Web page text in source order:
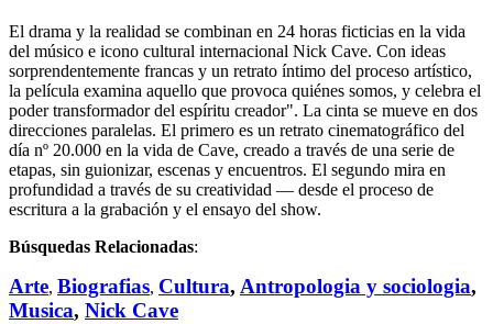
El drama y la realidad se combinan en 24 horas ficticias en la vida
del músico e icono cultural internacional Nick Cave. Con ideas
sorprendentemente francas y un retrato íntimo del proceso artístico,
la película examina aquello que provoca quiénes somos, y celebra el
poder transformador del espíritu creador". La cinta se mueve en dos
direcciones paralelas. El primero es un retrato cinematográfico del
día nº 20.000 en la vida de Cave, creado a través de una serie de
etapas, sin guionizar, escenas y encuentros. El segundo mira en
profundidad a través de su creatividad — desde el proceso de
escritura a la grabación y el ensayo del show.
Búsquedas Relacionadas:
Arte, Biografias, Cultura, Antropologia y sociologia,
Musica, Nick Cave